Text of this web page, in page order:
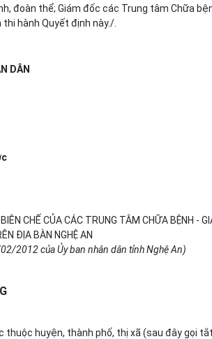
đoàn thể; Giám đốc các Trung tâm Chữa
hành Quyết định này./.
DÂN
CHẾ CỦA CÁC TRUNG TÂM CHỮA BỆNH -
ĐỊA BÀN NGHỆ AN
2012 của Ủy ban nhân dân tỉnh Nghệ An)
thuộc huyện, thành phố, thị xã (sau đây gọi